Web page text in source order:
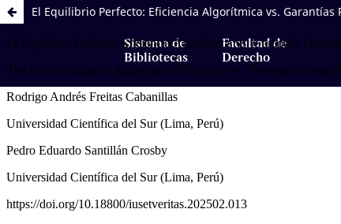
Sistema de
Bibliotecas
Facultad de
Derecho
El Equilibrio Perfecto: Eficiencia Algorítmica vs.